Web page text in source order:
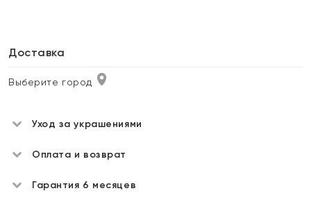
Доставка
Выберите город
Уход за украшениями
Оплата и возврат
Гарантия 6 месяцев